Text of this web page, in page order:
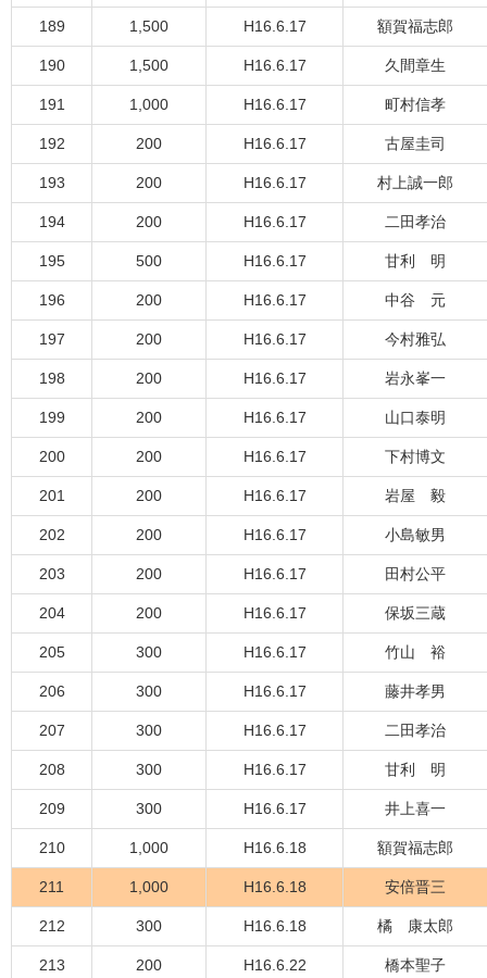
189 1,500 H16.6.17 額賀福志郎
190 1,500 H16.6.17 久間章生
191 1,000 H16.6.17 町村信孝
192 200 H16.6.17 古屋圭司
193 200 H16.6.17 村上誠一郎
194 200 H16.6.17 二田孝治
195 500 H16.6.17 甘利 明
196 200 H16.6.17 中谷 元
197 200 H16.6.17 今村雅弘
198 200 H16.6.17 岩永峯一
199 200 H16.6.17 山口泰明
200 200 H16.6.17 下村博文
201 200 H16.6.17 岩屋 毅
202 200 H16.6.17 小島敏男
203 200 H16.6.17 田村公平
204 200 H16.6.17 保坂三蔵
205 300 H16.6.17 竹山 裕
206 300 H16.6.17 藤井孝男
207 300 H16.6.17 二田孝治
208 300 H16.6.17 甘利 明
209 300 H16.6.17 井上喜一
210 1,000 H16.6.18 額賀福志郎
211 1,000 H16.6.18 安倍晋三
212 300 H16.6.18 橘 康太郎
213 200 H16.6.22 橋本聖子